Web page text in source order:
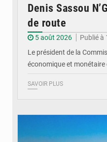
Denis Sassou
de route
5 août 2026
Publié à
Le président de la
économique et monétaire
SAVOIR PLUS